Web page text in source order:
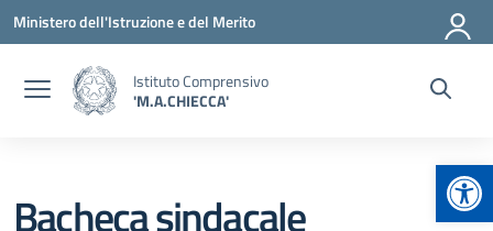
Vai ai contenuti
Vai al menu di navigazione
Vai al footer
Ministero dell'Istruzione e del Merito
Istituto Comprensivo
'M.A.CHIECCA'
Bacheca sindacale